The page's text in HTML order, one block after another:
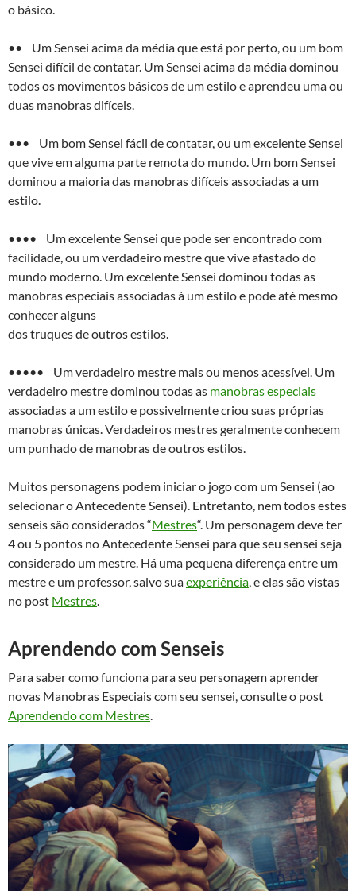
o básico.
•• Um Sensei acima da média que está por perto, ou um bom
Sensei difícil de contatar. Um Sensei acima da média dominou
todos os movimentos básicos de um estilo e aprendeu uma ou
duas manobras difíceis.
••• Um bom Sensei fácil de contatar, ou um excelente Sensei
que vive em alguma parte remota do mundo. Um bom Sensei
dominou a maioria das manobras difíceis associadas a um
estilo.
•••• Um excelente Sensei que pode ser encontrado com
facilidade, ou um verdadeiro mestre que vive afastado do
mundo moderno. Um excelente Sensei dominou todas as
manobras especiais associadas à um estilo e pode até mesmo
conhecer alguns
dos truques de outros estilos.
••••• Um verdadeiro mestre mais ou menos acessível. Um
verdadeiro mestre dominou todas as manobras especiais
associadas a um estilo e possivelmente criou suas próprias
manobras únicas. Verdadeiros mestres geralmente conhecem
um punhado de manobras de outros estilos.
Muitos personagens podem iniciar o jogo com um Sensei (ao
selecionar o Antecedente Sensei). Entretanto, nem todos estes
senseis são considerados “Mestres“. Um personagem deve ter
4 ou 5 pontos no Antecedente Sensei para que seu sensei seja
considerado um mestre. Há uma pequena diferença entre um
mestre e um professor, salvo suaexperiência , e elas são vistas
no post Mestres
Aprendendo com Senseis
Para saber como funciona para seu personagem aprender
novas Manobras Especiais com seu sensei, consulte o post
Aprendendo com Mestres